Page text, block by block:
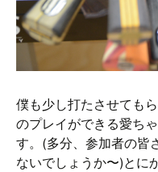
僕も少し打たさせても
のプレイができる愛ち
す。(多分、参加者の皆
ないでしょうか〜)とに